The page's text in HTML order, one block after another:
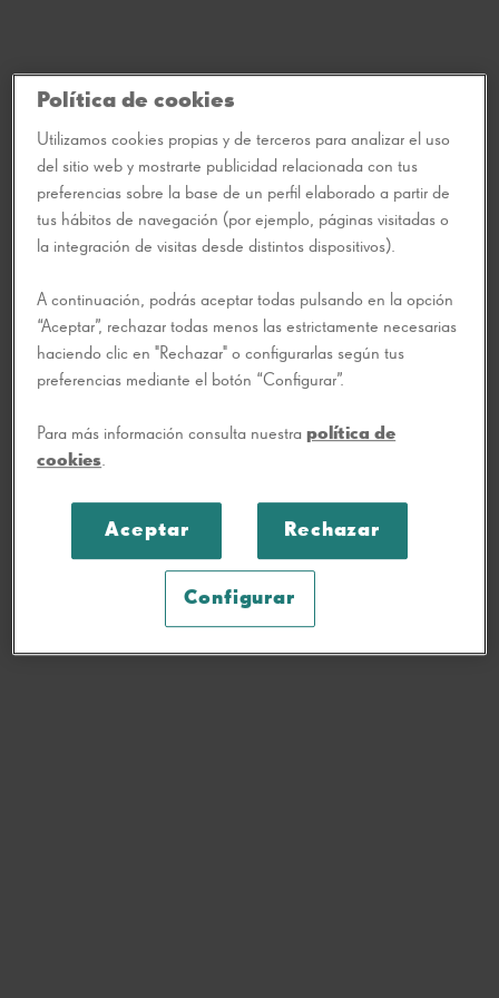
Política de cookies
Utilizamos cookies propias y de terceros para analizar el uso
del sitio web y mostrarte publicidad relacionada con tus
preferencias sobre la base de un perfil elaborado a partir de
tus hábitos de navegación (por ejemplo, páginas visitadas o
la integración de visitas desde distintos dispositivos).
A continuación, podrás aceptar todas pulsando en la opción
“Aceptar”, rechazar todas menos las estrictamente necesarias
haciendo clic en "Rechazar" o configurarlas según tus
preferencias mediante el botón “Configurar”.
Para más información consulta nuestrapolítica de
cookies.
Configurar
Rechazar
Aceptar